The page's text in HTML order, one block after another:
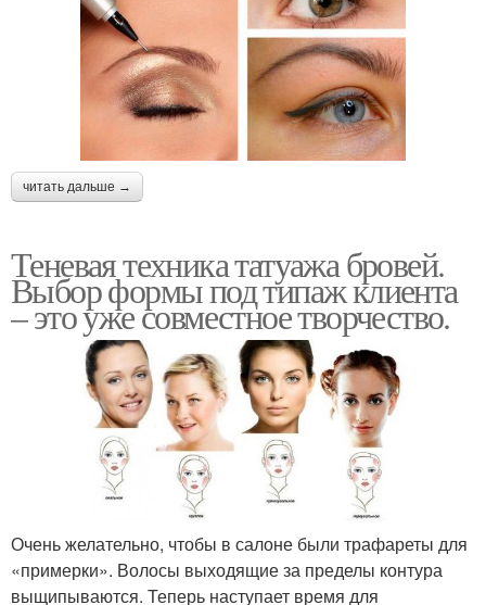
читать дальше →
Теневая техника татуажа бровей.
Выбор формы под типаж клиента
– это уже совместное творчество.
Очень желательно, чтобы в салоне были трафареты для
«примерки». Волосы выходящие за пределы контура
выщипываются. Теперь наступает время для